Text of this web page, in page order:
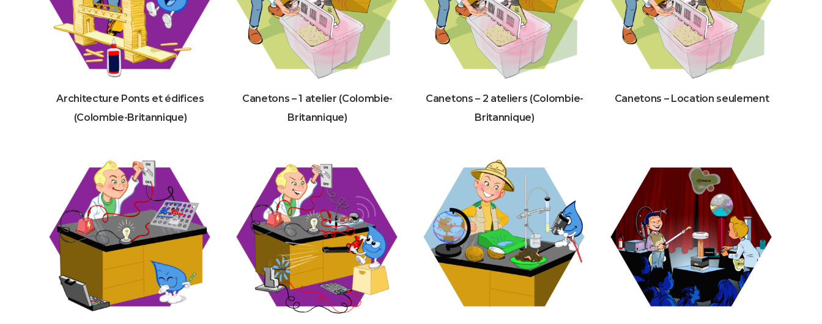
Architecture Ponts et édifices
(Colombie-Britannique)
Canetons – 1 atelier (Colombie-
Britannique)
Canetons – 2 ateliers (Colombie-
Britannique)
Canetons – Location seulement